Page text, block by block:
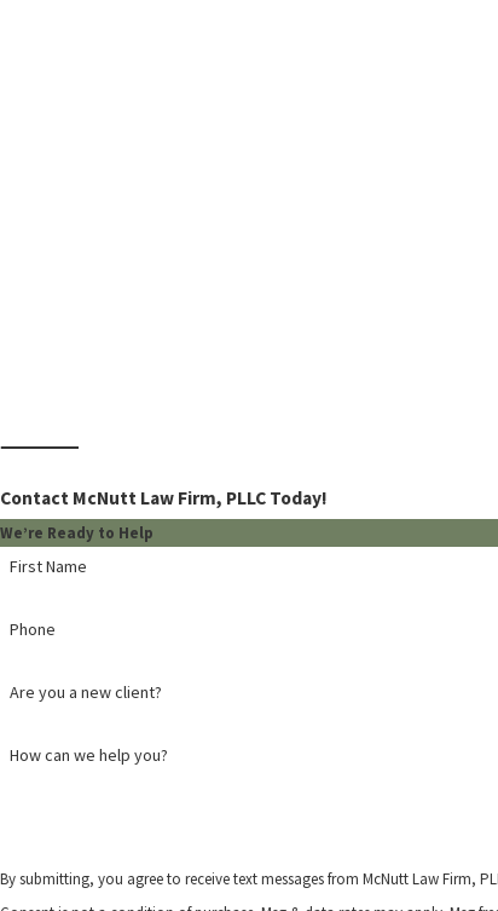
Contact McNutt Law Firm, PLLC Today!
We’re Ready to Help
First Name
Phone
Are you a new client?
How can we help you?
By submitting, you agree to receive text messages from McNutt Law Firm,